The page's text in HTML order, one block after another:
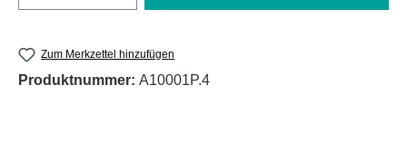
Zum Merkzettel hinzufügen
Produktnummer: A10001P.4